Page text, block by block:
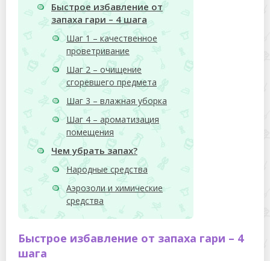
Быстрое избавление от
запаха гари – 4 шага
Шаг 1 – качественное
проветривание
Шаг 2 – очищение
сгоревшего предмета
Шаг 3 – влажная уборка
Шаг 4 – ароматизация
помещения
Чем убрать запах?
Народные средства
Аэрозоли и химические
средства
Быстрое избавление от запаха гари – 4
шага